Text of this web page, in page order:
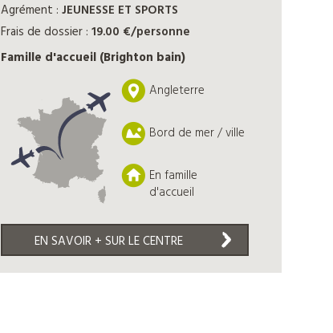
Agrément : JEUNESSE ET SPORTS
Frais de dossier : 19.00 €/personne
Famille d'accueil (Brighton bain)
Angleterre
Bord de mer / ville
En famille
d'accueil
EN SAVOIR + SUR LE CENTRE